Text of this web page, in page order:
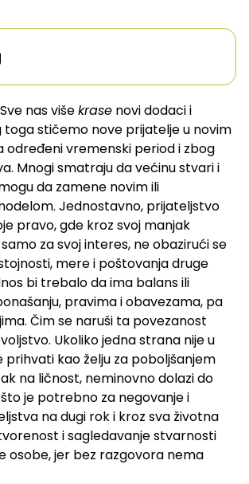
nas višekrase novi dodaci i
toga stičemo nove prijatelje u novim
određeni vremenski period i zbog
Mnogi smatraju da većinu stvari i
da zamene novim ili
Jednostavno, prijateljstvo
pravo, gde kroz svoj manjak
za svoj interes, ne obazirući se
mere i poštovanja druge
bi trebalo da ima balans ili
pravima i obavezama, pa
Čim se naruši ta povezanost
Ukoliko jedna strana nije u
prihvati kao želju za poboljšanjem
na ličnost, neminovno dolazi do
je potrebno za negovanje i
na dugi rok i kroz sva životna
i sagledavanje stvarnosti
osobe, jer bez razgovora nema